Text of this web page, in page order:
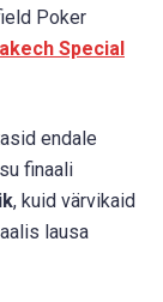
Poker
Special
endale
finaali
, kuid värvikaid
lausa